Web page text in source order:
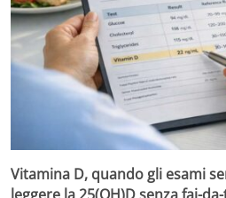
Vitamina D, quando gli esami